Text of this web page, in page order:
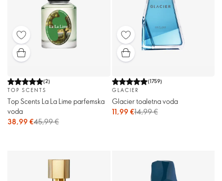
(2)
TOP SCENTS
Top Scents La La Lime parfemska
voda
38,99 €45,99 €
(1759)
GLACIER
Glacier toaletna voda
11,99 €14,99 €